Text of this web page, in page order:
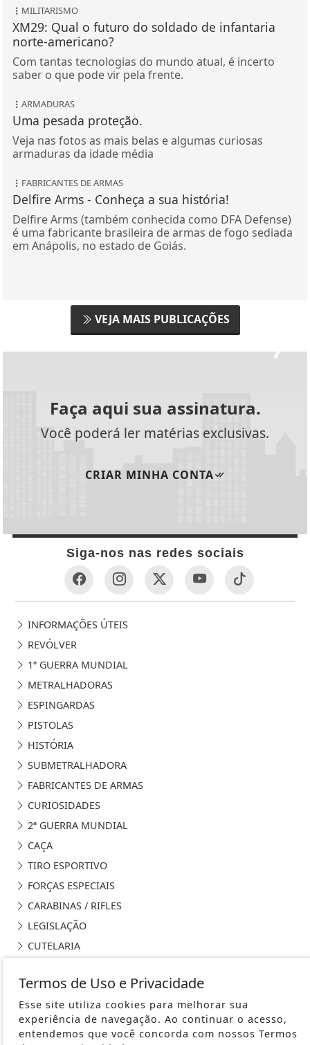
MILITARISMO
XM29: Qual o futuro do soldado de infantaria
norte-americano?
Com tantas tecnologias do mundo atual, é incerto
saber o que pode vir pela frente.
ARMADURAS
Uma pesada proteção.
Veja nas fotos as mais belas e algumas curiosas
armaduras da idade média
FABRICANTES DE ARMAS
Delfire Arms - Conheça a sua história!
Delfire Arms (também conhecida como DFA Defense)
é uma fabricante brasileira de armas de fogo sediada
em Anápolis, no estado de Goiás.
VEJA MAIS PUBLICAÇÕES
Faça aqui sua assinatura.
Você poderá ler matérias exclusivas.
CRIAR MINHA CONTA
Siga-nos nas redes sociais
INFORMAÇÕES ÚTEIS
REVÓLVER
1ª GUERRA MUNDIAL
METRALHADORAS
ESPINGARDAS
PISTOLAS
HISTÓRIA
SUBMETRALHADORA
FABRICANTES DE ARMAS
CURIOSIDADES
2ª GUERRA MUNDIAL
CAÇA
TIRO ESPORTIVO
FORÇAS ESPECIAIS
CARABINAS / RIFLES
LEGISLAÇÃO
CUTELARIA
VARIEDADES
ARMAS DE AR
MUNIÇÕES
Termos de Uso e Privacidade
Esse site utiliza cookies para melhorar sua
experiência de navegação. Ao continuar o acesso,
entendemos que você concorda com nossos Termos